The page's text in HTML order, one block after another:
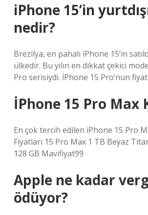
iPhone 15’in
nedir?
Brezilya, en pahalı iPhone 15’in
ülkedir. Bu yılın en dikkat çekici
Pro serisiydi. İPhone 15 Pro’nun
İPhone 15 Pro Max
En çok tercih edilen iPhone 15 Pro
Fiyatları 15 Pro Max 1 TB Beyaz
128 GB Mavifiyat99
Apple ne kadar
ödüyor?